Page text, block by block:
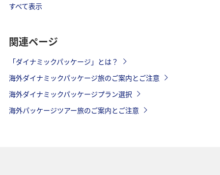
すべて表示
関連ページ
「ダイナミックパッケージ」とは？
海外ダイナミックパッケージ旅のご案内とご注意
海外ダイナミックパッケージプラン選択
海外パッケージツアー旅のご案内とご注意